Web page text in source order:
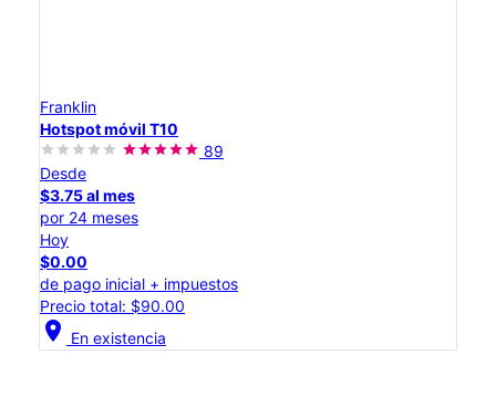
Franklin
Hotspot móvil T10
89
Desde
$3.75 al mes
por 24 meses
Hoy
$0.00
de pago inicial + impuestos
Precio total: $90.00
location_on En existencia